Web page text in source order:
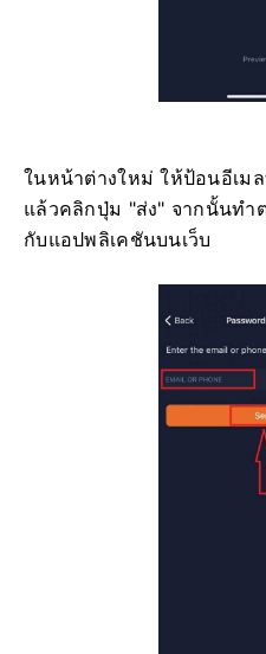
ในหน้าต่างใหม่ ให้ป้อนอีเม
แล้วคลิกปุ่ม "ส่ง" จากนั้นทำ
กับแอปพลิเคชันบนเว็บ